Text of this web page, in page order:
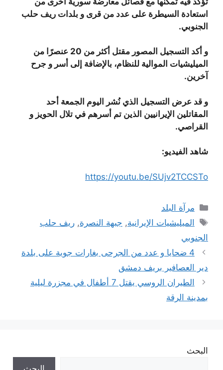
استعادة السيطرة على عدد من قرى و بلدات ريف حلب
الجنوبي.
و أكد التسجيل المصور مقتل أكثر من 20 عنصرًا من
الميليشيات الموالية للنظام، بالإضافة إلى أسر و جرح
آخرين.
و قد عرض التسجيل الذي نُشر اليوم الجمعة أحد
المقاتلين الإيرانيين الذين تم أسرهم في تلال الحويز و
القراصي.
شاهد الفيديو:
https://youtu.be/SUjv2TCCSTo
التصنيفات
مرآة البلد
الوسوم
الميليشيات الإيرانية, جبهة النصرة,ريف حلب
الجنوبي
4 ضحايا و عدد من الجرحى بغارات جوية على بلدة
دير العصافير بريف دمشق
الطيران الروسي يقتل 7 أطفال في مجزرة ليلية
بمدينة الرقة
البحث